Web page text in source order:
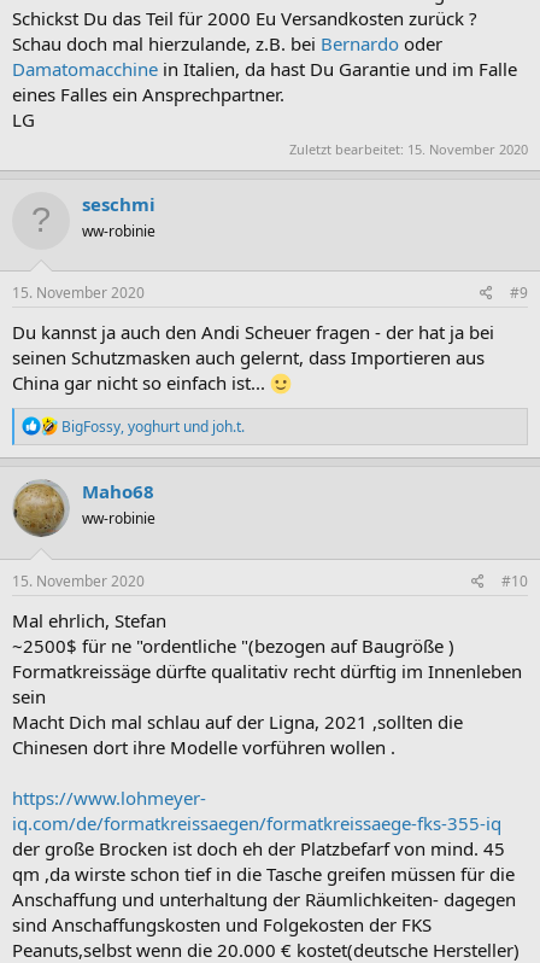
Schickst Du das Teil für 2000 Eu Versandkosten zurück ?
Schau doch mal hierzulande, z.B. bei Bernardo oder
Damatomacchine in Italien, da hast Du Garantie und im Falle
eines Falles ein Ansprechpartner.
LG
Zuletzt bearbeitet: 15. November 2020
seschmi
ww-robinie
15. November 2020 #9
Du kannst ja auch den Andi Scheuer fragen - der hat ja bei
seinen Schutzmasken auch gelernt, dass Importieren aus
China gar nicht so einfach ist...
R
e
a
t
i
n
e
:
BigFossy,yoghurt und joh.t.
Maho68
ww-robinie
15. November 2020 #10
Mal ehrlich, Stefan
~2500$ für ne "ordentliche "(bezogen auf Baugröße )
Formatkreissäge dürfte qualitativ recht dürftig im Innenleben
sein
Macht Dich mal schlau auf der Ligna, 2021 ,sollten die
Chinesen dort ihre Modelle vorführen wollen .
https://www.lohmeyer-
iq.com/de/formatkreissaegen/formatkreissaege-fks-355-iq
der große Brocken ist doch eh der Platzbefarf von mind. 45
qm ,da wirste schon tief in die Tasche greifen müssen für die
Anschaffung und unterhaltung der Räumlichkeiten- dagegen
sind Anschaffungskosten und Folgekosten der FKS
Peanuts,selbst wenn die 20.000 € kostet(deutsche Hersteller)